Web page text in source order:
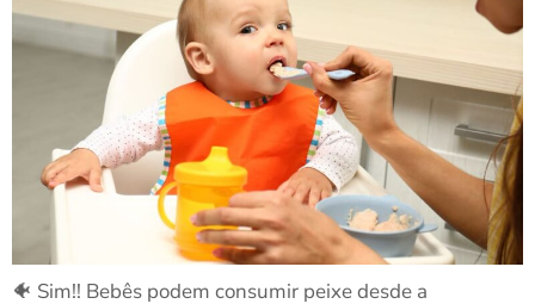
🐠 Sim!! Bebês podem consumir peixe desde a